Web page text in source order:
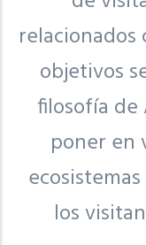
relacionados
objetivos
filosofía de
poner en
los